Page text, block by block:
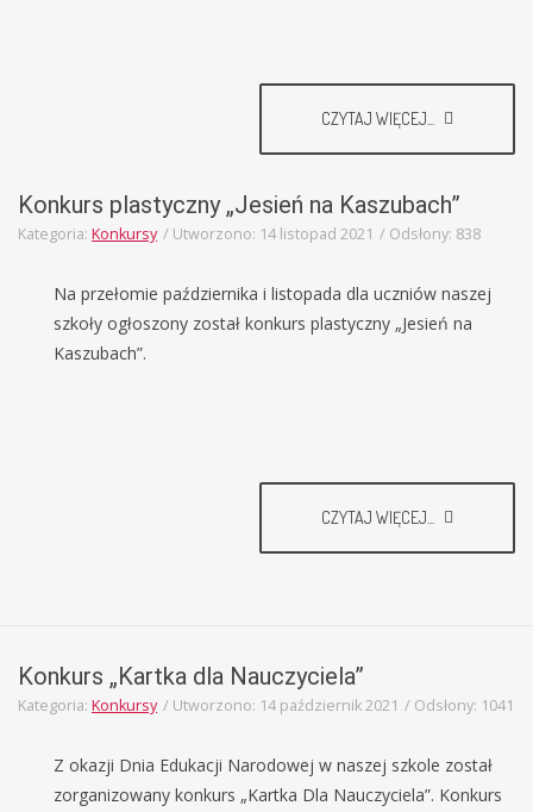
CZYTAJ WIĘCEJ...
Konkurs plastyczny „Jesień na Kaszubach”
Kategoria: Konkursy Utworzono: 14 listopad 2021 Odsłony: 838
Na przełomie października i listopada dla uczniów naszej
szkoły ogłoszony został konkurs plastyczny „Jesień na
Kaszubach”.
CZYTAJ WIĘCEJ...
Konkurs „Kartka dla Nauczyciela”
Kategoria: Konkursy Utworzono: 14 październik 2021 Odsłony: 1041
Z okazji Dnia Edukacji Narodowej w naszej szkole został
zorganizowany konkurs „Kartka Dla Nauczyciela”. Konkurs